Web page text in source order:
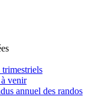
trimestriels
venir
annuel des randos